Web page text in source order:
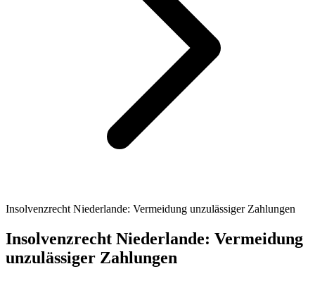
Insolvenzrecht Niederlande: Vermeidung unzulässiger Zahlungen
Insolvenzrecht Niederlande: Vermeidung
unzulässiger Zahlungen